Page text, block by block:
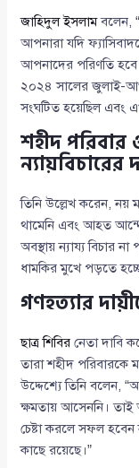
জাহিদুল ইসলামবলেন,
আপনারা যদি
আপনাদের পরিণতি
২০২৪ সালের জুলাই-
সংঘটিত হয়েছিল এবং
শহীদ
ন্যায়বিচারের
তিনি উল্লেখ করেন, নয়
থামেনি এবং আহত
অবস্থায় ন্যায্য বিচার
ধামকির মুখে পড়তে
গণহত্যার
ছাত্র শিবির নেতা দাবি
তারা শহীদ পরিবারকে
উদ্দেশ্যে তিনি বলেন,
ক্ষমতায় আসেননি।
চেষ্টা করলে সফল
কাছে রয়েছে।”